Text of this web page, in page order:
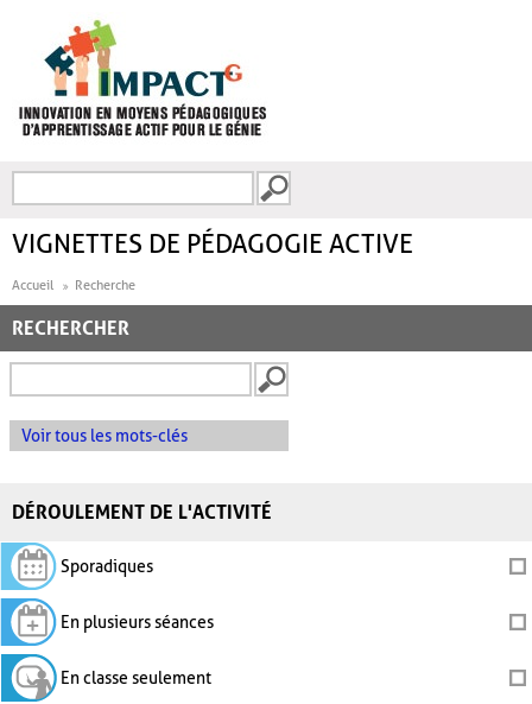
FORMULAIRE DE
VIGNETTES DE PÉDAGOGIE ACTIVE
Accueil Recherche
RECHERCHER
Voir tous les mots-clés
DÉROULEMENT DE L'ACTIVITÉ
Sporadiques
En plusieurs séances
En classe seulement